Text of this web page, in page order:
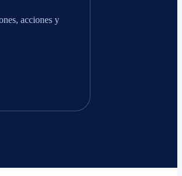
acciones y